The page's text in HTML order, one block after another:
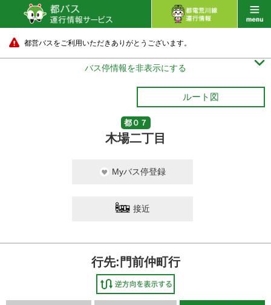
都営バスをご利用いただきありがとうございます。
バス停情報を非表示にする 
ルート図
都０７
木場二丁目
Myバス停登録
接近
行先:門前仲町行